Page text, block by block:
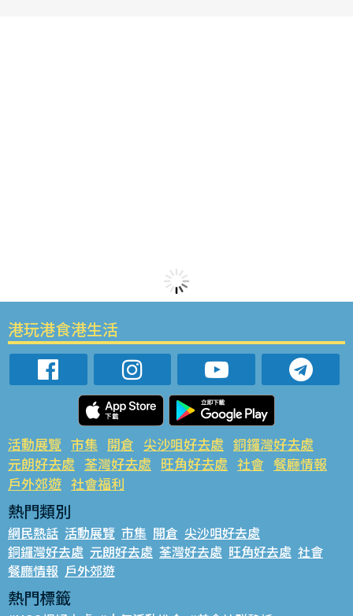
港玩港食港生活
活動展覽 市集 開倉 尖沙咀好去處 銅鑼灣好去處
元朗好去處 荃灣好去處 旺角好去處 社會 餐廳情報
戶外郊遊 社會福利
熱門類別
網民熱話 活動展覽 市集 開倉 尖沙咀好去處
銅鑼灣好去處 元朗好去處 荃灣好去處 旺角好去處 社會
餐廳情報 戶外郊遊
熱門標籤